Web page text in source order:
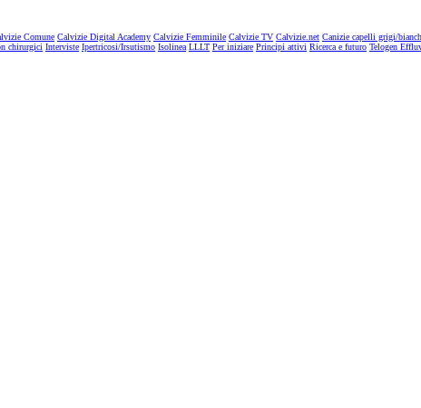
Comune Calvizie Digital Academy Calvizie Femminile Calvizie TV Calvizie.net Canizie capelli grigi/
chirurgici Interviste Ipertricosi/Irsutismo Isolinea LLLT Per iniziare Principi attivi Ricerca e futuro Telogen